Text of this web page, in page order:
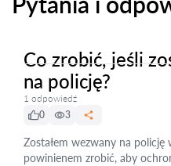
Co zrobić, jeśli
na policję?
1 odpowiedź
0
3
Zostałem wezwany na policję
powinienem zrobić, aby